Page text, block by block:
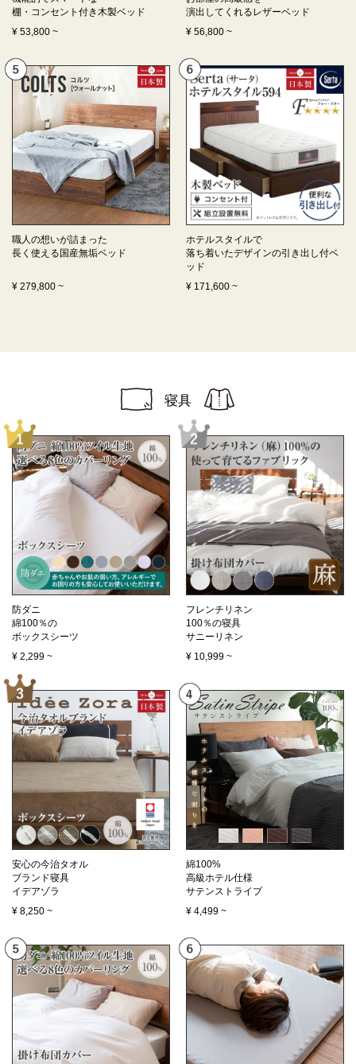
棚・コンセント付き木製ベッド
¥ 53,800 ~
演出してくれるレザーベッド
¥ 56,800 ~
職人の想いが詰まった
長く使える 国産無垢ベッド
¥ 279,800 ~
ホテルスタイルで
落ち着いたデザインの引き出し付ベ
ッド
¥ 171,600 ~
寝具
防ダニ
綿100％の
ボックスシーツ
¥ 2,299 ~
フレンチリネン
100％の寝具
サニーリネン
¥ 10,999 ~
安心の今治タオル
ブランド寝具
イデアゾラ
¥ 8,250 ~
綿100%
高級ホテル仕様
サテンストライプ
¥ 4,499 ~